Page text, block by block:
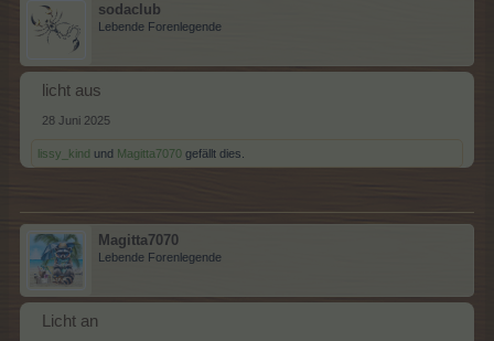
sodaclub
Lebende Forenlegende
licht aus
28 Juni 2025
lissy_kind und Magitta7070 gefällt dies.
Magitta7070
Lebende Forenlegende
Licht an